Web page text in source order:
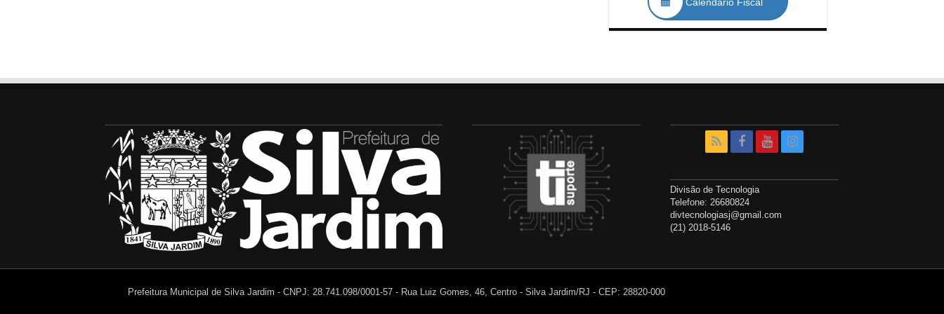
Calendário Fiscal
Divisão de Tecnologia
Telefone: 26680824
divtecnologiasj@gmail.com
(21) 2018-5146
Prefeitura Municipal de Silva Jardim - CNPJ: 28.741.098/0001-57 - Rua Luiz Gomes, 46, Centro - Silva Jardim/RJ - CEP: 28820-000